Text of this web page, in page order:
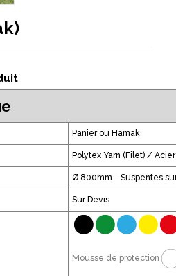
Panier ou Hamak
Polytex Yarn (Filet) /
Ø 800mm - Suspentes
Sur Devis
Mousse de protection